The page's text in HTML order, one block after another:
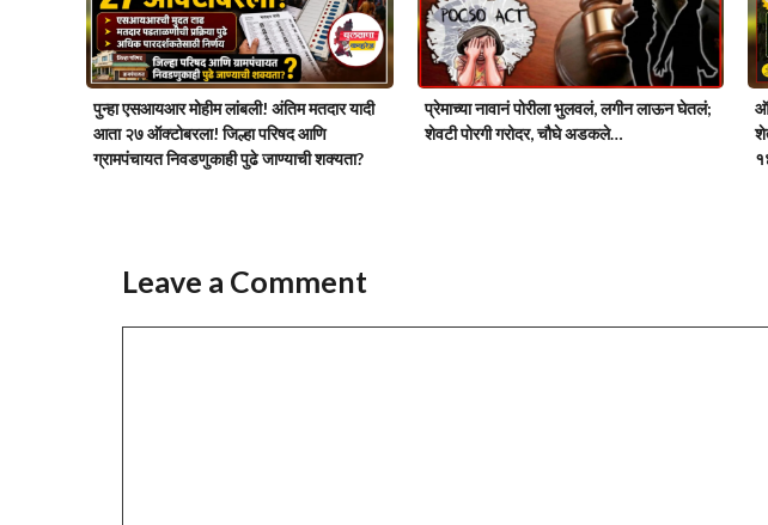
पुन्हा एसआयआर मोहीम लांबली! अंतिम मतदार यादी
आता २७ ऑक्टोबरला! जिल्हा परिषद आणि
ग्रामपंचायत निवडणुकाही पुढे जाण्याची शक्यता?
प्रेमाच्या नावानं पोरीला भुलवलं, लगीन लाऊन घेतलं;
शेवटी पोरगी गरोदर, चौघे अडकले…
Leave a Comment